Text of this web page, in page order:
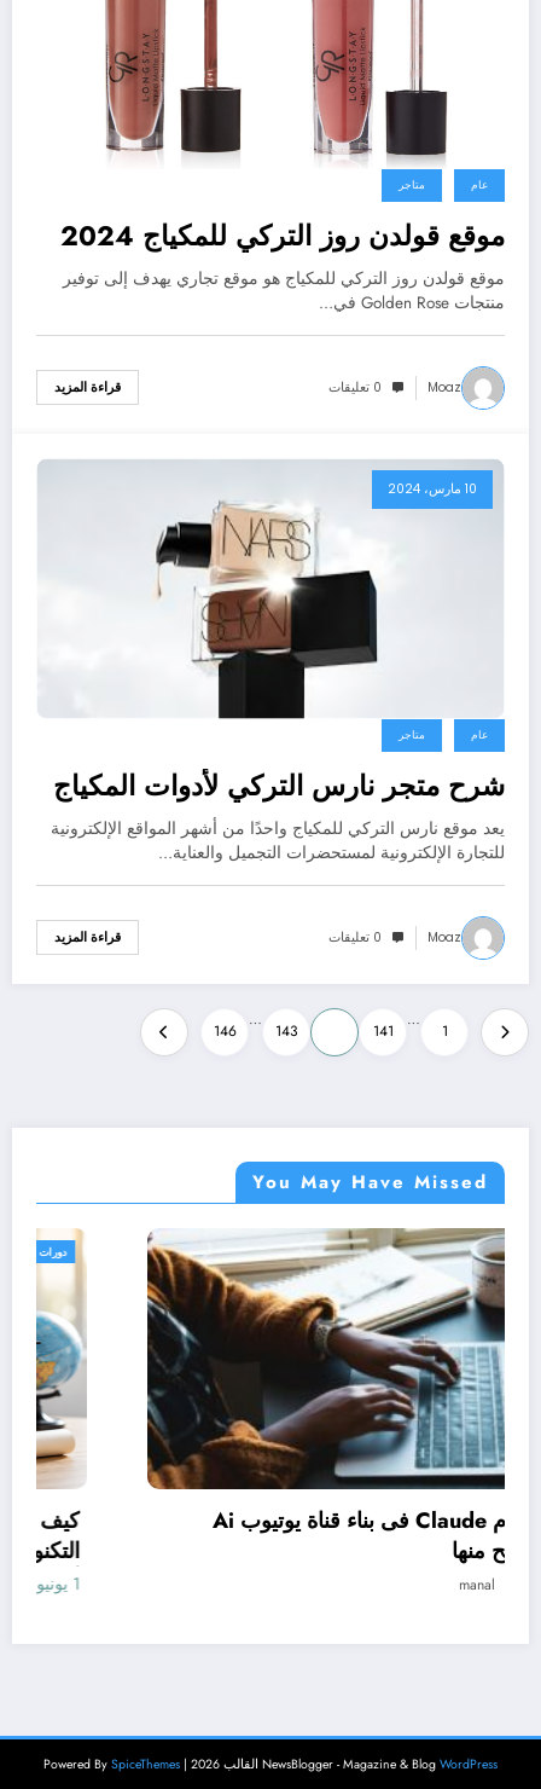
عام متاجر
موقع قولدن روز التركي للمكياج 2024
موقع قولدن روز التركي للمكياج هو موقع تجاري يهدف إلى توفير
منتجات Golden Rose في…
Moaz 0 تعليقات قراءة المزيد
10 مارس، 2024
عام متاجر
شرح متجر نارس التركي لأدوات المكياج
يعد موقع نارس التركي للمكياج واحدًا من أشهر المواقع الإلكترونية
للتجارة الإلكترونية لمستحضرات التجميل والعناية…
Moaz 0 تعليقات قراءة المزيد
تعدد
صفحات
1
…
141
143
…
146
You May Have Missed
دورات مجانية
وتحقيق الربح منها
1 يونيو، 2026
NewsBlogger - Magazine & Blog WordPress القالب 2026 | Powered By SpiceThemes